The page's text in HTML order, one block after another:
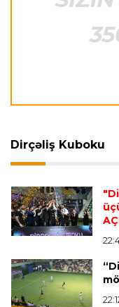
İtaliya S.A. 23:27 06.08.2026
Neapolda
stadion tikiləcək
"Reyncers"
Transfer
İngiltərə P.L. 23:14
Alexandre Pato
Transfer 23:08 06.08.2026
Dirçəliş Kuboku